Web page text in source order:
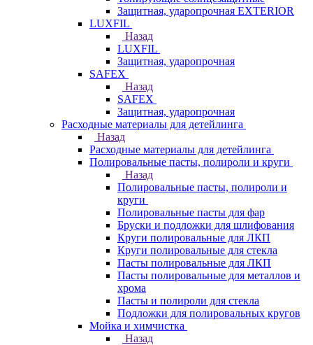
Защитная, ударопрочная EXTERIOR
LUXFIL
Назад
LUXFIL
Защитная, ударопрочная
SAFEX
Назад
SAFEX
Защитная, ударопрочная
Расходные материалы для детейлинга
Назад
Расходные материалы для детейлинга
Полировальные пасты, полироли и круги
Назад
Полировальные пасты, полироли и
круги
Полировальные пасты для фар
Бруски и подложки для шлифования
Круги полировальные для ЛКП
Круги полировальные для стекла
Пасты полировальные для ЛКП
Пасты полировальные для металлов и
хрома
Пасты и полироли для стекла
Подложки для полировальных кругов
Мойка и химчистка
Назад